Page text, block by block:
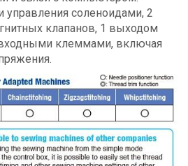
соленоидами, 2
клапанов, 1 выходом
входными клеммами, включая